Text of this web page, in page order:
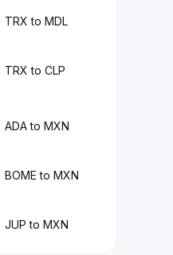
TRX to MDL
TRX to CLP
ADA to MXN
BOME to MXN
JUP to MXN